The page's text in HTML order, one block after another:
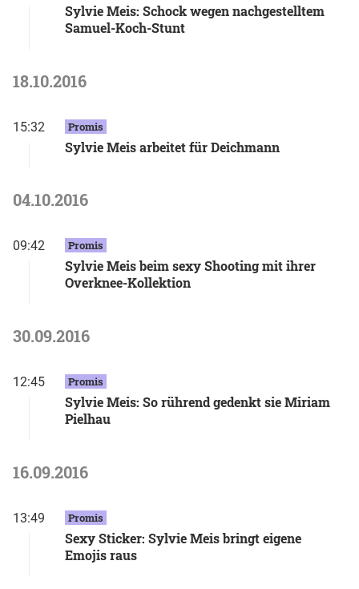
Sylvie Meis: Schock wegen nachgestelltem
Samuel-Koch-Stunt
18.10.2016
15:32 Promis
Sylvie Meis arbeitet für Deichmann
04.10.2016
09:42 Promis
Sylvie Meis beim sexy Shooting mit ihrer
Overknee-Kollektion
30.09.2016
12:45 Promis
Sylvie Meis: So rührend gedenkt sie Miriam
Pielhau
16.09.2016
13:49 Promis
Sexy Sticker: Sylvie Meis bringt eigene
Emojis raus